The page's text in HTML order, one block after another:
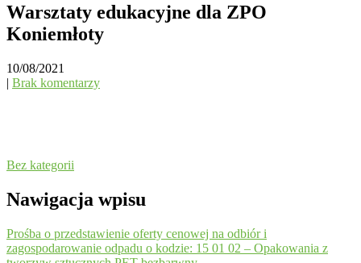
Warsztaty edukacyjne dla ZPO
Koniemłoty
10/08/2021
| Brak komentarzy
Bez kategorii
Nawigacja wpisu
Prośba o przedstawienie oferty cenowej na odbiór i
zagospodarowanie odpadu o kodzie: 15 01 02 – Opakowania z